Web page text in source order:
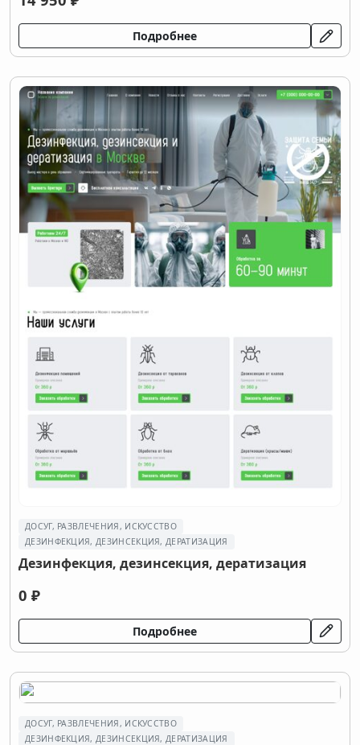
Подробнее
ДОСУГ, РАЗВЛЕЧЕНИЯ, ИСКУССТВО
ДEЗИНФЕКЦИЯ, ДEЗИНСЕКЦИЯ, ДЕРАТИЗАЦИЯ
Дeзинфекция, дeзинсекция, дератизация
0 ₽
Подробнее
ДОСУГ, РАЗВЛЕЧЕНИЯ, ИСКУССТВО
ДEЗИНФЕКЦИЯ, ДEЗИНСЕКЦИЯ, ДЕРАТИЗАЦИЯ